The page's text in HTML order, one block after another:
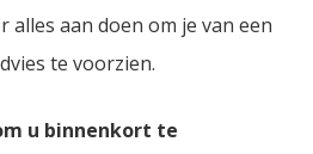
alles aan doen om je van een
te voorzien.
u binnenkort te